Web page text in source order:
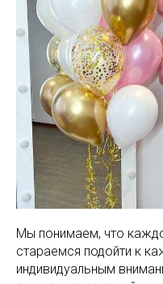
Мы понимаем, что
стараемся подойти к
индивидуальным